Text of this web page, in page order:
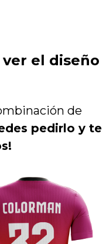
el diseño
de
pedirlo y te